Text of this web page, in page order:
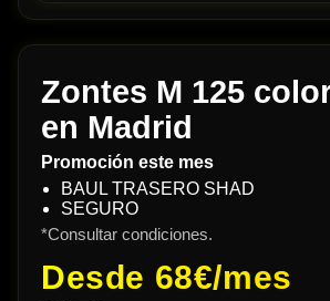
Zontes M 125
en Madrid
Promoción este mes
BAUL TRASERO SHAD
SEGURO
*Consultar condiciones.
Desde 68€/mes